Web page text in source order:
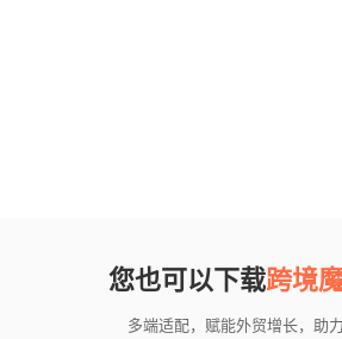
您也可以下载跨境
多端适配，赋能外贸增长，助